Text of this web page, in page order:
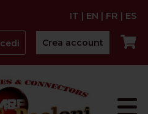
IT | EN | FR | ES
Crea account